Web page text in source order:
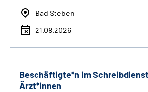
Bad Steben
21.08.2026
Beschäftigte*n im
Ärzt*innen